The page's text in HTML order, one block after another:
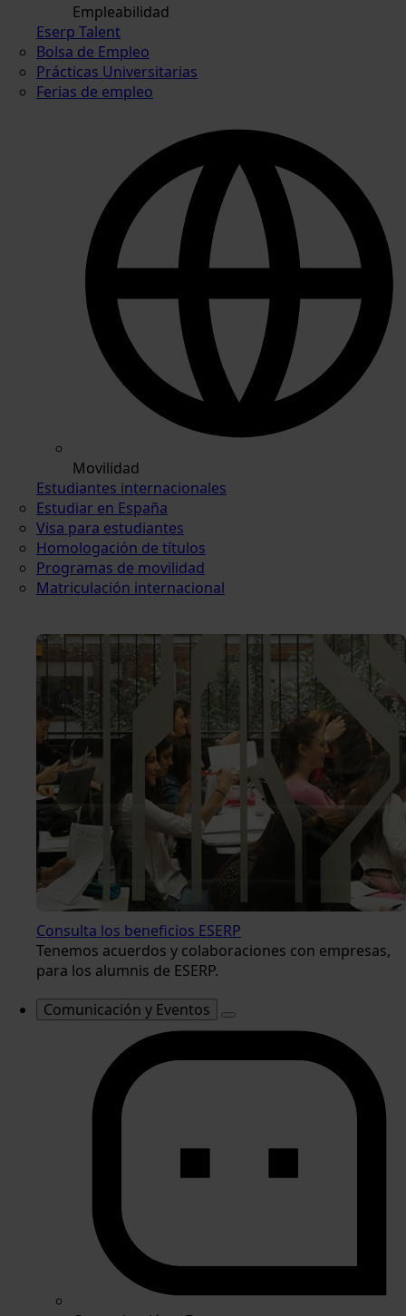
Empleabilidad
Eserp Talent
Bolsa de Empleo
Prácticas Universitarias
Ferias de empleo
Movilidad
Estudiantes internacionales
Estudiar en España
Visa para estudiantes
Homologación de títulos
Programas de movilidad
Matriculación internacional
Consulta los beneficios ESERP
Tenemos acuerdos y colaboraciones con empresas,
para los alumnis de ESERP.
Comunicación y Eventos